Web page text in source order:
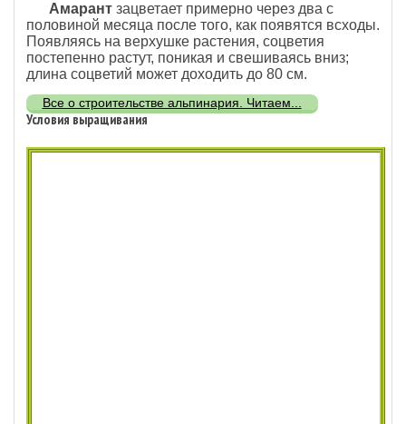
Амарант зацветает примерно через два с
половиной месяца после того, как появятся всходы.
Появляясь на верхушке растения, соцветия
постепенно растут, поникая и свешиваясь вниз;
длина соцветий может доходить до 80 см.
Все о строительстве альпинария. Читаем...
Условия выращивания